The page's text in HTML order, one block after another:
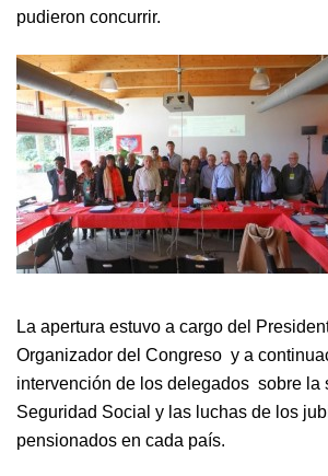
pudieron concurrir.
La apertura estuvo a cargo del
Organizador del Congreso y a
intervención de los delegados sobre la
Seguridad Social y las luchas de los
pensionados en cada país.